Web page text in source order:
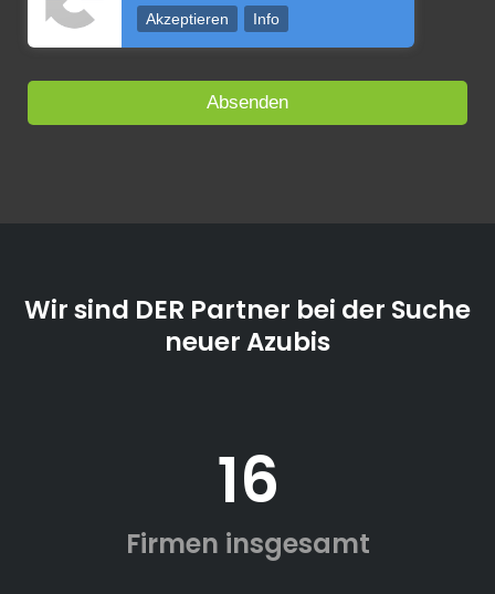
Akzeptieren Info
Wir sind DER Partner bei der Suche
neuer Azubis
16
Firmen insgesamt